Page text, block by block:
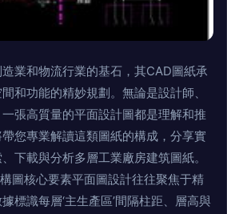
業和物流行業的基石，其CAD圖紙承
和功能的精妙規劃。無論是設計師、
張高質量的平面設計圖都是理解和推
您專業解讀這類圖紙的構成，分享實
下載與分析多層工業廠房建筑圖紙。
圖核心要素平面圖設計往往聚焦于精
標識每層‘主生產區’間隔柱距、層高與